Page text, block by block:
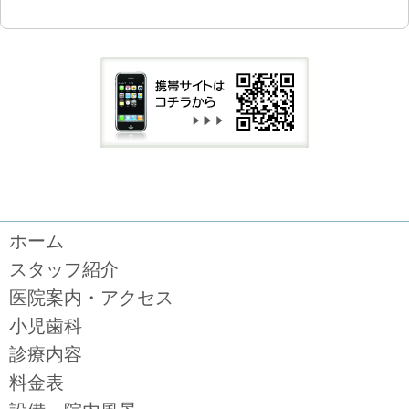
ホーム
スタッフ紹介
医院案内・アクセス
小児歯科
診療内容
料金表